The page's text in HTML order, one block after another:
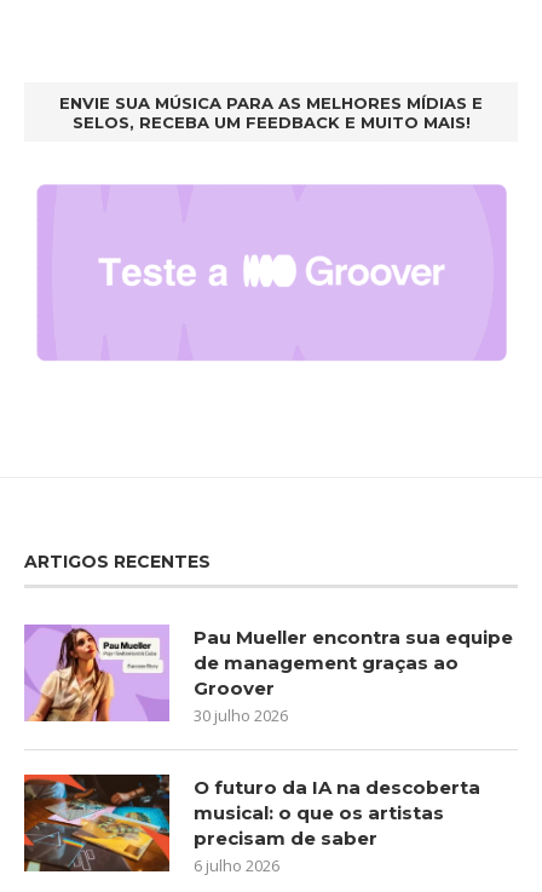
ENVIE SUA MÚSICA PARA AS MELHORES MÍDIAS E
SELOS, RECEBA UM FEEDBACK E MUITO MAIS!
ARTIGOS RECENTES
Pau Mueller encontra sua equipe
de management graças ao
Groover
30 julho 2026
O futuro da IA na descoberta
musical: o que os artistas
precisam de saber
6 julho 2026